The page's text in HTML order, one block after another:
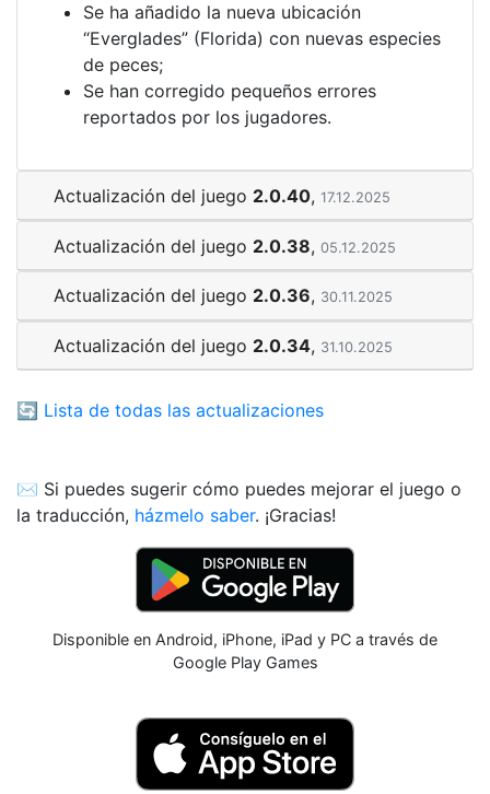
Se ha añadido la nueva ubicación
“Everglades” (Florida) con nuevas especies
de peces;
Se han corregido pequeños errores
reportados por los jugadores.
Actualización del juego 2.0.40, 17.12.2025
Actualización del juego 2.0.38, 05.12.2025
Actualización del juego 2.0.36, 30.11.2025
Actualización del juego 2.0.34, 31.10.2025
🔄 Lista de todas las actualizaciones
✉️ Si puedes sugerir cómo puedes mejorar el juego o
la traducción, házmelo saber. ¡Gracias!
Disponible en Android, iPhone, iPad y PC a través de
Google Play Games